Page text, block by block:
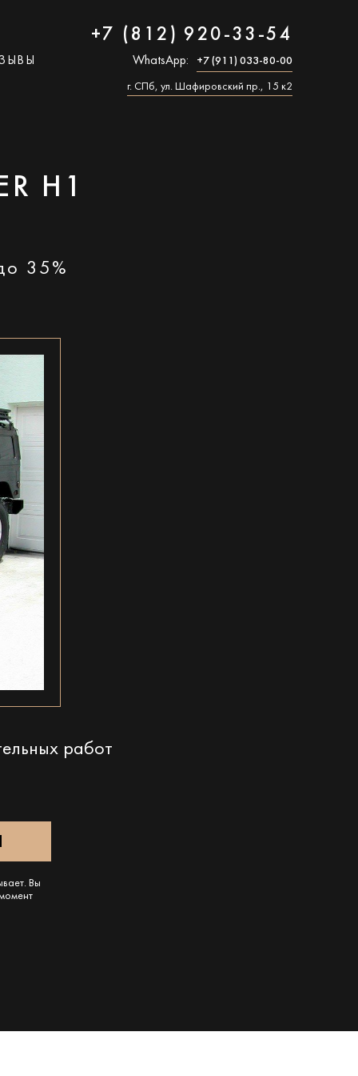
+7 (812) 920-33-54
WhatsApp: +7 (911) 033-80-00
г. СПб, ул. Шафировский пр., 15 к2
H1
35%
работ
Вы